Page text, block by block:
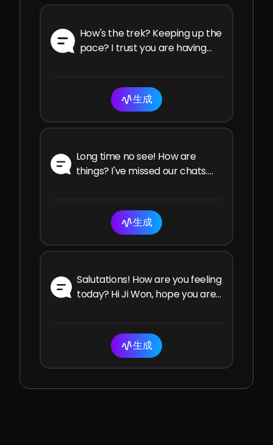
How's the trek? Keeping up the
pace? I trust you are having
生成
Long time no see! How are
things? I've missed our chats.
last time?
生成
Salutations! How are you feeling
today? Hi Ji Won, hope you are
生成